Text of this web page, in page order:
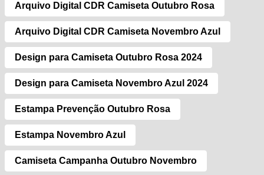
Arquivo Digital CDR Camiseta Outubro Rosa
Arquivo Digital CDR Camiseta Novembro Azul
Design para Camiseta Outubro Rosa 2024
Design para Camiseta Novembro Azul 2024
Estampa Prevenção Outubro Rosa
Estampa Novembro Azul
Camiseta Campanha Outubro Novembro